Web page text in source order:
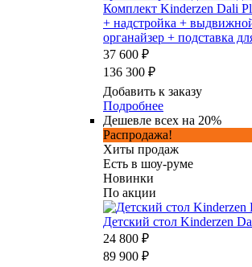
Комплект Kinderzen Dali
+ надстройка +
органайзер + подставка
37 600 ₽
136 300 ₽
Добавить к заказу
Подробнее
Дешевле всех на 20%
Распродажа!
Хиты продаж
Есть в шоу-руме
Новинки
По акции
Детский стол Kinderzen
24 800 ₽
89 900 ₽